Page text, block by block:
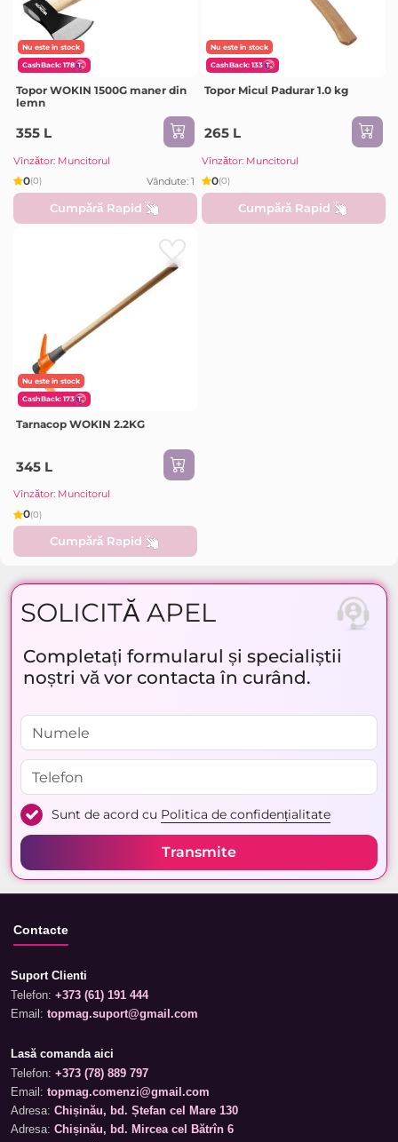
Nu este în stock
CashBack: 178
Topor WOKIN 1500G maner din
lemn
355 L
Vînzător: Muncitorul
0(0) Vândute: 1
Cumpără Rapid
Nu este în stock
CashBack: 133
Topor Micul Padurar 1.0 kg
265 L
Vînzător: Muncitorul
0(0)
Cumpără Rapid
Nu este în stock
CashBack: 173
Tarnacop WOKIN 2.2KG
345 L
Vînzător: Muncitorul
0(0)
Cumpără Rapid
SOLICITĂ APEL
Completați formularul și specialiștii
noștri vă vor contacta în curând.
Sunt de acord cu Politica de confidențialitate
Transmite
Contacte
Suport Clienti
Telefon: +373 (61) 191 444
Email: topmag.suport@gmail.com
Lasă comanda aici
Telefon: +373 (78) 889 797
Email: topmag.comenzi@gmail.com
Adresa: Chișinău, bd. Ștefan cel Mare 130
Adresa: Chișinău, bd. Mircea cel Bătrîn 6